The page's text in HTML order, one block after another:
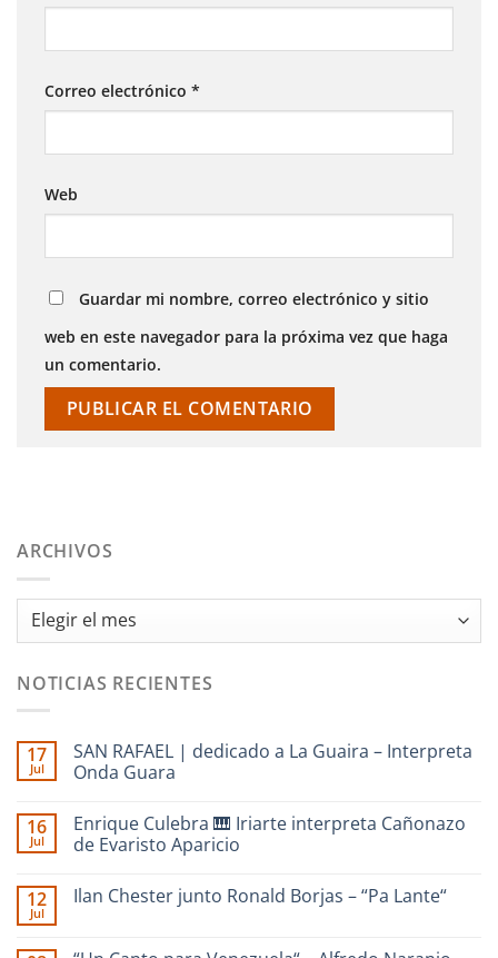
Correo electrónico *
Web
Guardar mi nombre, correo electrónico y sitio
web en este navegador para la próxima vez que haga
un comentario.
ARCHIVOS
Archivos
NOTICIAS RECIENTES
17
Jul
SAN RAFAEL | dedicado a La Guaira – Interpreta
Onda Guara
comentarios
en
SAN
dedicado
–
16
Jul
Enrique Culebra 🎹 Iriarte interpreta Cañonazo
de Evaristo Aparicio
comentarios
🎹
12
Jul
Ilan Chester junto Ronald Borjas – “Pa Lante“
comentarios